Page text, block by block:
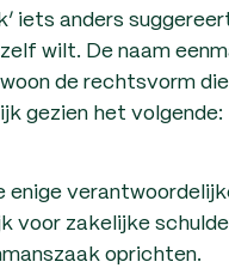
iets anders
wilt. De naam
de rechtsvorm
gezien het volgende:
enige
voor zakelijke
oprichten.